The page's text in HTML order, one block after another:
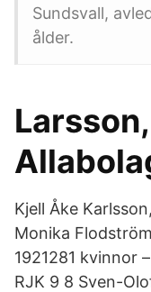
Sundsvall,
ålder.
Kjell Åke
Monika
1921281 kvinnor
RJK 9 8 Sven-